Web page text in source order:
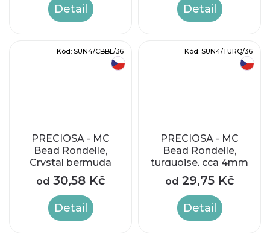
Detail Detail
PRECIOSA - MC
Bead Rondelle,
Crystal bermuda
blue, cca 4mm
od 30,58 Kč
Detail
Kód: SUN4/CBBL/36
PRECIOSA - MC
Bead Rondelle,
turquoise, cca 4mm
od 29,75 Kč
Detail
Kód: SUN4/TURQ/36